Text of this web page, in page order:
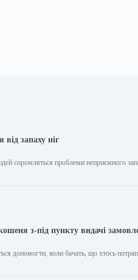
від запаху ніг
соромляться проблеми неприємного
з-під пункту видачі
допомогти, коли бачать, що хтось